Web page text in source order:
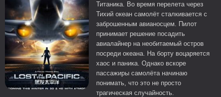
Титаника. Во время перелета через
Тихий океан самолёт сталкивается с
заброшенным авианосцем. Пилот
принимает решение посадить
авиалайнер на необитаемый остров
посреди океана. На борту воцаряется
хаос и паника. Однако вскоре
пассажиры самолёта начинаю
понимать, что это не просто
трагическая случайность.